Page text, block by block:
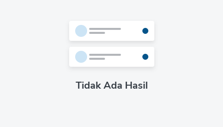
Tidak Ada Hasil